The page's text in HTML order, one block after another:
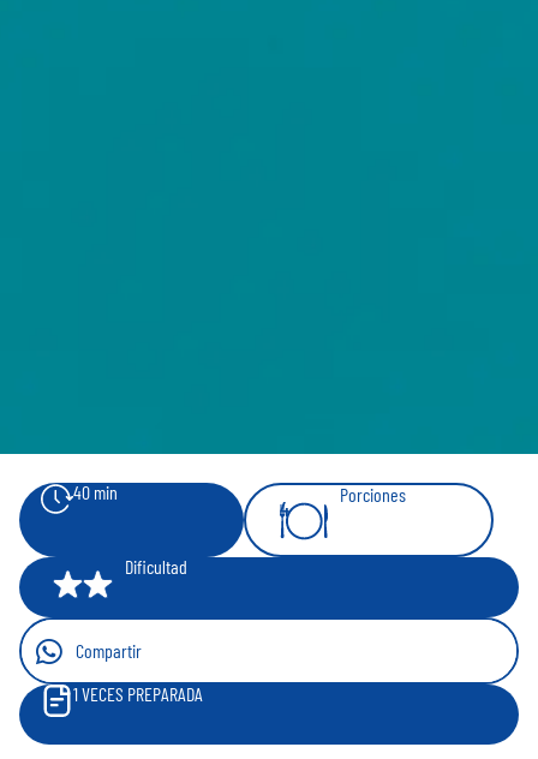
40 min
4
Porciones
Dificultad
Compartir
1VECES PREPARADA